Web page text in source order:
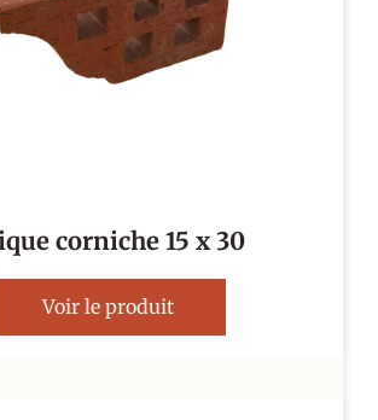
corniche 15 x 30
Voir le produit